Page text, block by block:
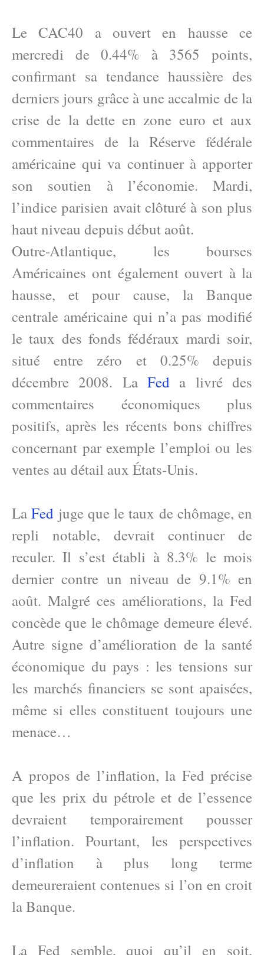
Le CAC40 a ouvert en hausse ce
mercredi de 0.44% à 3565 points,
confirmant sa tendance haussière des
derniers jours grâce à une accalmie de la
crise de la dette en zone euro et aux
commentaires de la Réserve fédérale
américaine qui va continuer à apporter
son soutien à l’économie. Mardi,
l’indice parisien avait clôturé à son plus
haut niveau depuis début août.
Outre-Atlantique, les bourses
Américaines ont également ouvert à la
hausse, et pour cause, la Banque
centrale américaine qui n’a pas modifié
le taux des fonds fédéraux mardi soir,
situé entre zéro et 0.25% depuis
décembre 2008. La Fed a livré des
commentaires économiques plus
positifs, après les récents bons chiffres
concernant par exemple l’emploi ou les
ventes au détail aux États-Unis.
LaFed juge que le taux de chômage, en
repli notable, devrait continuer de
reculer. Il s’est établi à 8.3% le mois
dernier contre un niveau de 9.1% en
août. Malgré ces améliorations, la Fed
concède que le chômage demeure élevé.
Autre signe d’amélioration de la santé
économique du pays : les tensions sur
les marchés financiers se sont apaisées,
même si elles constituent toujours une
menace…
A propos de l’inflation, la Fed précise
que les prix du pétrole et de l’essence
devraient temporairement pousser
l’inflation. Pourtant, les perspectives
d’inflation à plus long terme
demeureraient contenues si l’on en croit
la Banque.
La Fed semble, quoi qu’il en soit,